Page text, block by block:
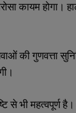
कायम होगा।
की गुणवत्ता
से भी महत्वपूर्ण